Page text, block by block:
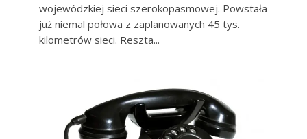
wojewódzkiej sieci szerokopasmowej. Powstała
już niemal połowa z zaplanowanych 45 tys.
kilometrów sieci. Reszta...